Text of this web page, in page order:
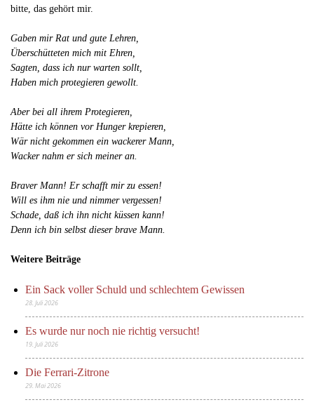
bitte, das gehört mir.
Gaben mir Rat und gute Lehren,
Überschütteten mich mit Ehren,
Sagten, dass ich nur warten sollt,
Haben mich protegieren gewollt.
Aber bei all ihrem Protegieren,
Hätte ich können vor Hunger krepieren,
Wär nicht gekommen ein wackerer Mann,
Wacker nahm er sich meiner an.
Braver Mann! Er schafft mir zu essen!
Will es ihm nie und nimmer vergessen!
Schade, daß ich ihn nicht küssen kann!
Denn ich bin selbst dieser brave Mann.
Weitere Beiträge
Ein Sack voller Schuld und schlechtem Gewissen
28. Juli 2026
Es wurde nur noch nie richtig versucht!
19. Juli 2026
Die Ferrari-Zitrone
29. Mai 2026